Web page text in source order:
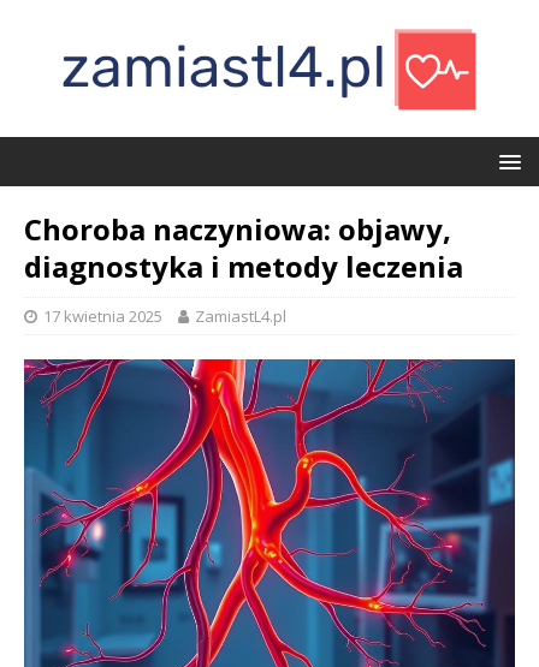
Choroba naczyniowa: objawy,
diagnostyka i metody leczenia
17 kwietnia 2025 ZamiastL4.pl